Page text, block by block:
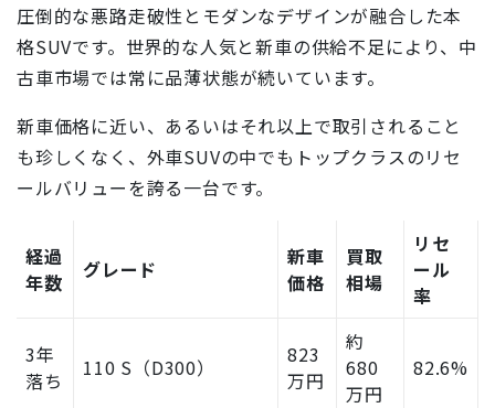
圧倒的な悪路走破性とモダンなデザインが融合した本
格SUVです。世界的な人気と新車の供給不足により、中
古車市場では常に品薄状態が続いています。
新車価格に近い、あるいはそれ以上で取引されること
も珍しくなく、外車SUVの中でもトップクラスのリセ
ールバリューを誇る一台です。
経過
年数
グレード
新車
価格
買取
相場
リセ
ール
率
3年
落ち
110 S（D300）
823
万円
約
680
万円
82.6%